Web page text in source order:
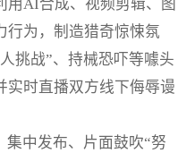
用AI合成、视频剪辑、图
行为，制造猎奇惊悚氛
挑战”、持械恐吓等噱头
实时直播双方线下侮辱谩
集中发布、片面鼓吹“努